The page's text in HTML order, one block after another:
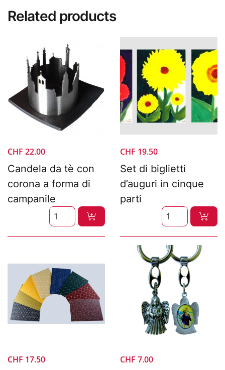
Related products
CHF 22.00
Candela da tè con
corona a forma di
campanile
CHF 19.50
Set di biglietti
d’auguri in cinque
parti
CHF 17.50 CHF 7.00